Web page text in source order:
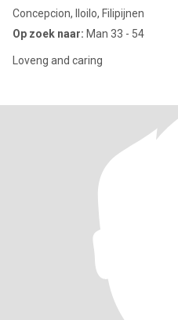
Concepcion, Iloilo, Filipijnen
Op zoek naar: Man 33 - 54
Loveng and caring